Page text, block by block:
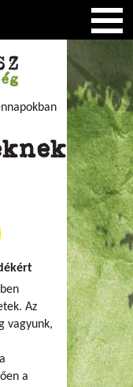
Az
vagyunk,
a